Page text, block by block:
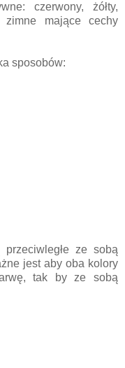
czerwony, żółty,
zimne mające cechy
sposobów:
ze sobą
jest aby oba kolory
tak by ze sobą